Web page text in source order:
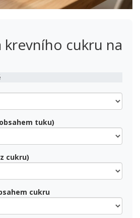
krevního cukru na
tuku)
cukru)
cukru